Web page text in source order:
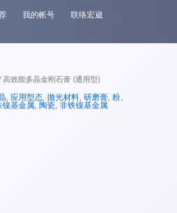
我的帐号
联络宏崴
高效能多晶金刚石膏 (通用型)
, 应用型态, 拋光材料, 研磨膏, 粉、
镍基金属,陶瓷, 非铁镍基金属